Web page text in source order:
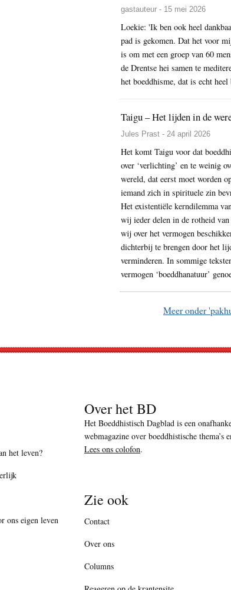
gastauteur - 15 mei 2026
Loekie: 'Ik ben ook heel
pad is gekomen. Dat het voor
is om met een groep van 60
de Drentse hei samen te
het boeddhisme, dat is echt heel
Taigu – Het lijden in de
Jules Prast - 24 april 2026
Het komt Taigu voor dat
over ‘verlichting’ en te weinig
wereld, dat eerst moet worden
iemand zich in spirituele zin
Het existentiële kerndilemma
wij ieder delen in de rotheid
wij over het vermogen
dichterbij te brengen door het
verminderen. In sommige
vermogen ‘boeddhanatuur’
Meer onder
het leven?
ons eigen leven
Over het BD
Het Boeddhistisch Dagblad is een
webmagazine over boeddhistische thema’s
Lees ons colofon.
Zie ook
Contact
Over ons
Columns